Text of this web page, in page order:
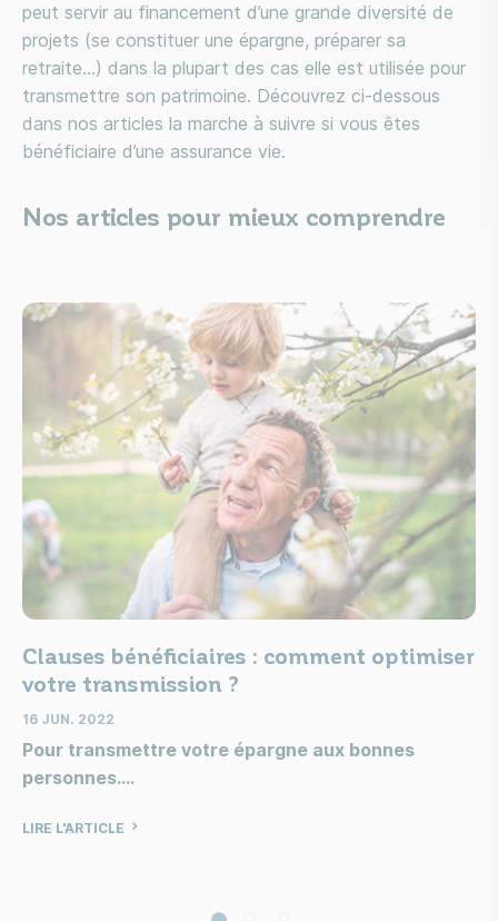
peut servir au financement d’une grande diversité de
projets (se constituer une épargne, préparer sa
retraite...) dans la plupart des cas elle est utilisée pour
transmettre son patrimoine. Découvrez ci-dessous
dans nos articles la marche à suivre si vous êtes
bénéficiaire d’une assurance vie.
Nos articles pour mieux comprendre
Clauses bénéficiaires : comment optimiser
votre transmission ?
16 JUN. 2022
Pour transmettre votre épargne aux bonnes
personnes.
LIRE L'ARTICLE